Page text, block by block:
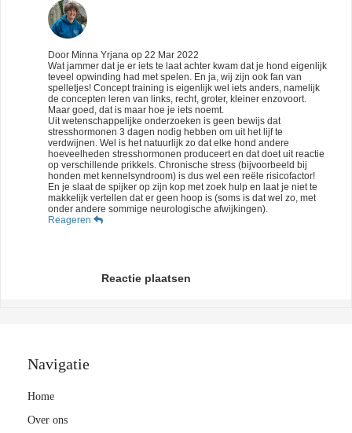
Door Minna Yrjana op 22 Mar 2022
Wat jammer dat je er iets te laat achter kwam dat je hond eigenlijk
teveel opwinding had met spelen. En ja, wij zijn ook fan van
spelletjes! Concept training is eigenlijk wel iets anders, namelijk
de concepten leren van links, recht, groter, kleiner enzovoort.
Maar goed, dat is maar hoe je iets noemt.
Uit wetenschappelijke onderzoeken is geen bewijs dat
stresshormonen 3 dagen nodig hebben om uit het lijf te
verdwijnen. Wel is het natuurlijk zo dat elke hond andere
hoeveelheden stresshormonen produceert en dat doet uit reactie
op verschillende prikkels. Chronische stress (bijvoorbeeld bij
honden met kennelsyndroom) is dus wel een reële risicofactor!
En je slaat de spijker op zijn kop met zoek hulp en laat je niet te
makkelijk vertellen dat er geen hoop is (soms is dat wel zo, met
onder andere sommige neurologische afwijkingen).
Reageren
Reactie plaatsen
Navigatie
Home
Over ons